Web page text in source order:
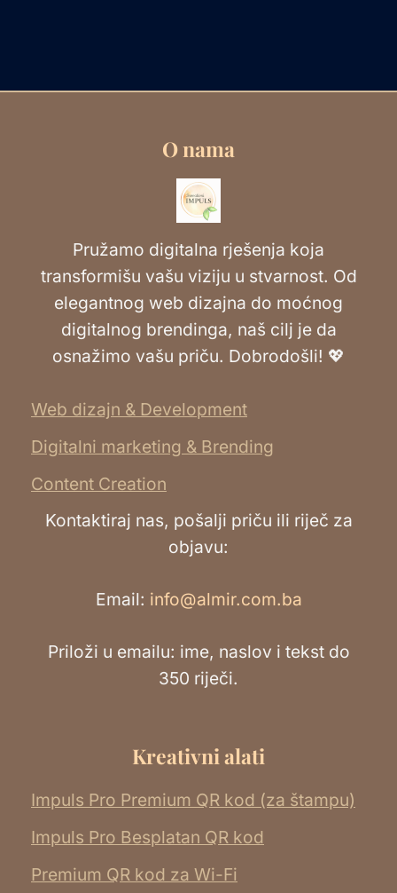
O nama
Pružamo digitalna rješenja koja
transformišu vašu viziju u stvarnost. Od
elegantnog web dizajna do moćnog
digitalnog brendinga, naš cilj je da
osnažimo vašu priču. Dobrodošli! 💖
Web dizajn & Development
Digitalni marketing & Brending
Content Creation
Kontaktiraj nas, pošalji priču ili riječ za
objavu:
Email: info@almir.com.ba
Priloži u emailu: ime, naslov i tekst do
350 riječi.
Kreativni alati
Impuls Pro Premium QR kod (za štampu)
Impuls Pro Besplatan QR kod
Premium QR kod za Wi-Fi